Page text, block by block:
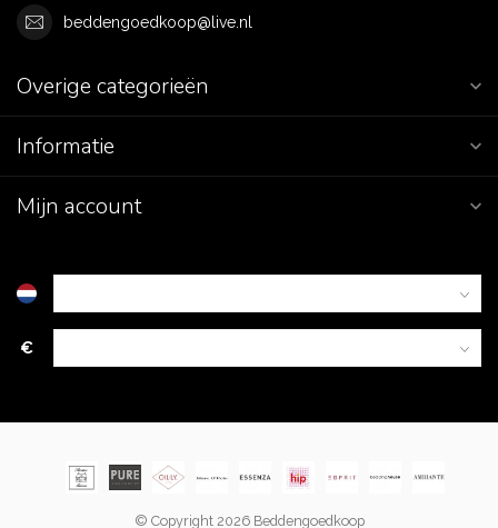
beddengoedkoop@live.nl
Overige categorieën
Informatie
Mijn account
€
© Copyright 2026 Beddengoedkoop